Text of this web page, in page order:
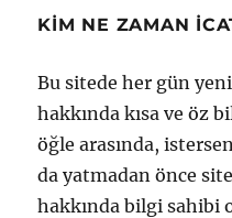
KIM NE ZAMAN
Bu sitede her gün
hakkında kısa ve öz
öğle arasında,
da yatmadan önce
hakkında bilgi sahibi